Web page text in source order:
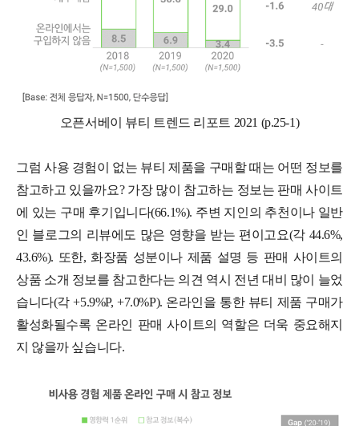
오픈서베이 뷰티 트렌드 리포트 2021 (p.25-1)
그럼 사용 경험이 없는 뷰티 제품을 구매할 때는 어떤 정보를
참고하고 있을까요? 가장 많이 참고하는 정보는 판매 사이트
에 있는 구매 후기입니다(66.1%). 주변 지인의 추천이나 일반
인 블로그의 리뷰에도 많은 영향을 받는 편이고요(각 44.6%,
43.6%). 또한, 화장품 성분이나 제품 설명 등 판매 사이트의
상품 소개 정보를 참고한다는 의견 역시 전년 대비 많이 늘었
습니다(각 +5.9%P, +7.0%P). 온라인을 통한 뷰티 제품 구매가
활성화될수록 온라인 판매 사이트의 역할은 더욱 중요해지
지 않을까 싶습니다.